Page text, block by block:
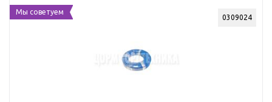
0309024
Мы советуем